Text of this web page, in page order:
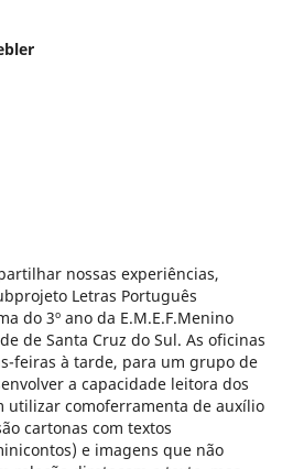
nossas experiências,
Letras Português
do 3º ano da E.M.E.F.Menino
de Santa Cruz do Sul. As oficinas
feiras à tarde, para um grupo de
a capacidade leitora dos
utilizar comoferramenta de auxílio
cartonas com textos
e imagens que não